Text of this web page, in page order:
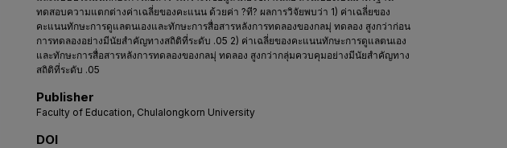
ทดสอบความแตกต่างค่าเฉลี่ยของคะแนน ด้วยค่า ?ที? ผลการวิจัยพบว่า 1) ค่าเฉลี่ยของ
คะแนนทักษะการดูแลตนเองและทักษะการสื่อสารหลังการทดลองของกลมุ่ ทดลอง สูงกว่าก่อน
การทดลองอย่างมีนัยสำคัญทางสถิติที่ระดับ .05 2) ค่าเฉลี่ยของคะแนนทักษะการดูแลตนเอง
และทักษะการสื่อสารหลังการทดลองของกลมุ่ ทดลอง สูงกว่ากลุ่มควบคุมอย่างมีนัยสำคัญทาง
สถิติที่ระดับ .05
Publisher
Faculty of Education, Chulalongkorn University
DOI